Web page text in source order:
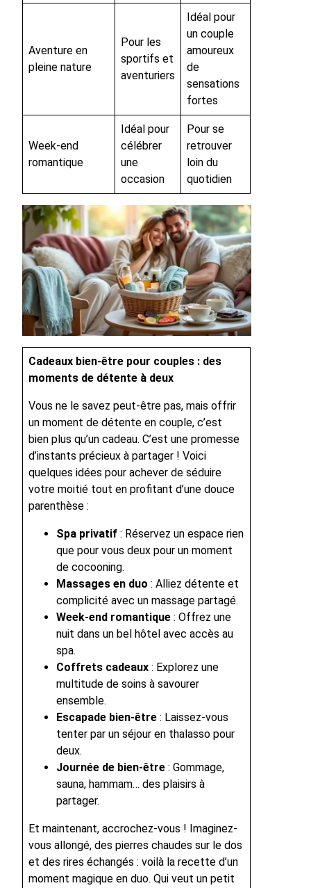
Aventure en
pleine nature
Pour les
sportifs et
aventuriers
Idéal pour
un couple
amoureux
de
sensations
fortes
Week-end
romantique
Idéal pour
célébrer
une
occasion
Pour se
retrouver
loin du
quotidien
Cadeaux bien-être pour couples : des
moments de détente à deux
Vous ne le savez peut-être pas, mais offrir
un moment de détente en couple, c’est
bien plus qu’un cadeau. C’est une promesse
d’instants précieux à partager ! Voici
quelques idées pour achever de séduire
votre moitié tout en profitant d’une douce
parenthèse :
Spa privatif : Réservez un espace rien
que pour vous deux pour un moment
de cocooning.
Massages en duo : Alliez détente et
complicité avec un massage partagé.
Week-end romantique : Offrez une
nuit dans un bel hôtel avec accès au
spa.
Coffrets cadeaux : Explorez une
multitude de soins à savourer
ensemble.
Escapade bien-être : Laissez-vous
tenter par un séjour en thalasso pour
deux.
Journée de bien-être : Gommage,
sauna, hammam… des plaisirs à
partager.
Et maintenant, accrochez-vous ! Imaginez-
vous allongé, des pierres chaudes sur le dos
et des rires échangés : voilà la recette d’un
moment magique en duo. Qui veut un petit